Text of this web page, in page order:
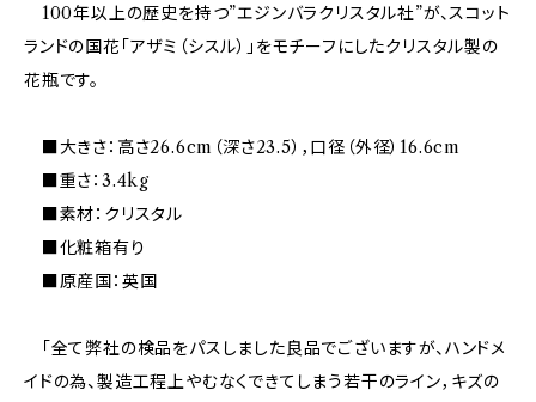
100年以上の歴史を持つ”エジンバラクリスタル社”が、スコット
ランドの国花「アザミ（シスル）」をモチーフにしたクリスタル製の
花瓶です。
■大きさ：高さ26.6cm（深さ23.5），口径（外径）16.6cm
■重さ：3.4kg
■素材：クリスタル
■化粧箱有り
■原産国：英国
「全て弊社の検品をパスしました良品でございますが、ハンドメ
イドの為、製造工程上やむなくできてしまう若干のライン，キズの